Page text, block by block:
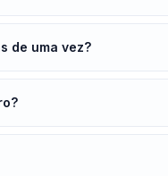
de uma vez?